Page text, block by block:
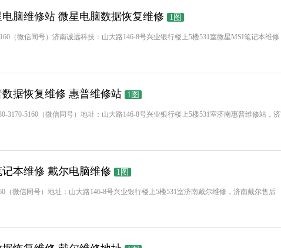
脑维修站 微星电脑数据恢复维修 1图
（微信同号）济南诚远科技：山大路146-8号兴业银行楼上5楼531室微星MSI笔记本维修
据恢复维修 惠普维修站 1图
3170-5160（微信同号）地址：山大路146-8号兴业银行楼上5楼531室济南惠普维修站，
本维修 戴尔电脑维修 1图
（微信同号）地址：山大路146-8号兴业银行楼上5楼531室济南戴尔维修，济南戴尔售后